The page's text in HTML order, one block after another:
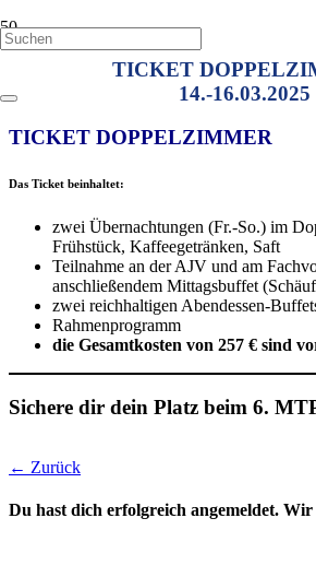
TICKET
14.-16.03.2025
TICKET DOPPELZIMMER
Das Ticket beinhaltet:
zwei Übernachtungen (Fr.-So.) im
Frühstück, Kaffeegetränken, Saft
Teilnahme an der AJV und am
anschließendem Mittagsbuffet
zwei reichhaltigen Abendessen-
Rahmenprogramm
die Gesamtkosten von 257 € sind
Sichere dir dein Platz beim 6.
← Zurück
Du hast dich erfolgreich angemeldet.